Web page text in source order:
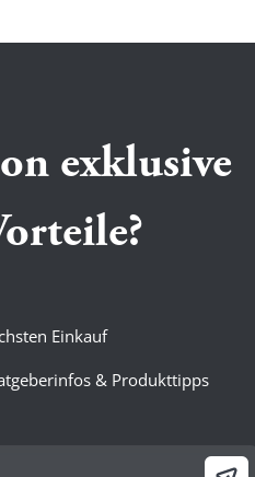
exklusive
Einkauf
& Produkttipps